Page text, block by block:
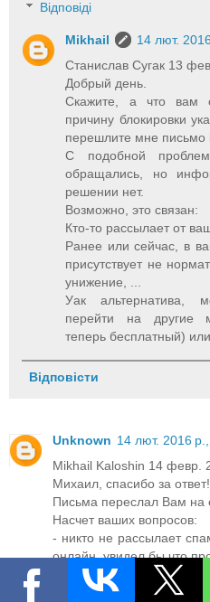
Відповіді
Mikhail
14 лют.
Станислав Сугак 13
Добрый день.
Скажите, а что вам
причину блокировки
перешлите мне письмо
С подобной
обращались, но
решении нет.
Возможно, это связан:
Кто-то рассылает от
Ранее или сейчас, в
присутствует не
унижение, ...
Уак альтернатива,
перейти на другие
теперь бесплатный)
Відповісти
Unknown 14 лют. 2016
Mikhail Kaloshin 14 февр.
Михаил, спасибо за ответ!
Письма переслал Вам на
Насчет ваших вопросов:
- никто не рассылает
онлайн, увидел бы что
- ненормативная
слов, между прочим,